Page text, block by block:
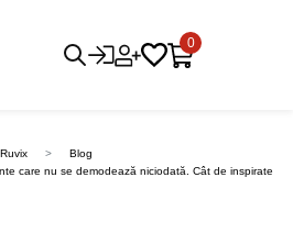
0
Ruvix
Blog
care nu se demodează niciodată. Cât de inspirate